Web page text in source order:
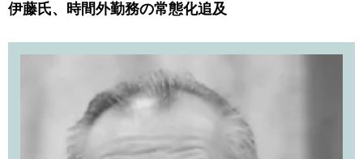
伊藤氏、時間外勤務の常態化追及